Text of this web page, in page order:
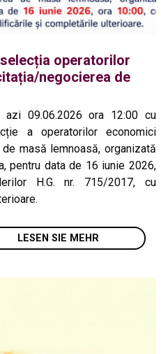
operatorilor
negocierea de
azi 09.06.2026 ora 12:00 cu
a operatorilor economici
masă lemnoasă, organizată
pentru data de 16 iunie 2026,
H.G. nr. 715/2017, cu
LESEN SIE MEHR